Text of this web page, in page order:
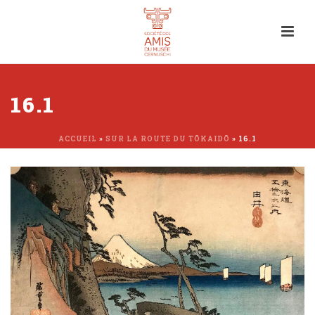
16.1
ACCUEIL » SUR LA ROUTE DU TŌKAIDŌ » 16.1